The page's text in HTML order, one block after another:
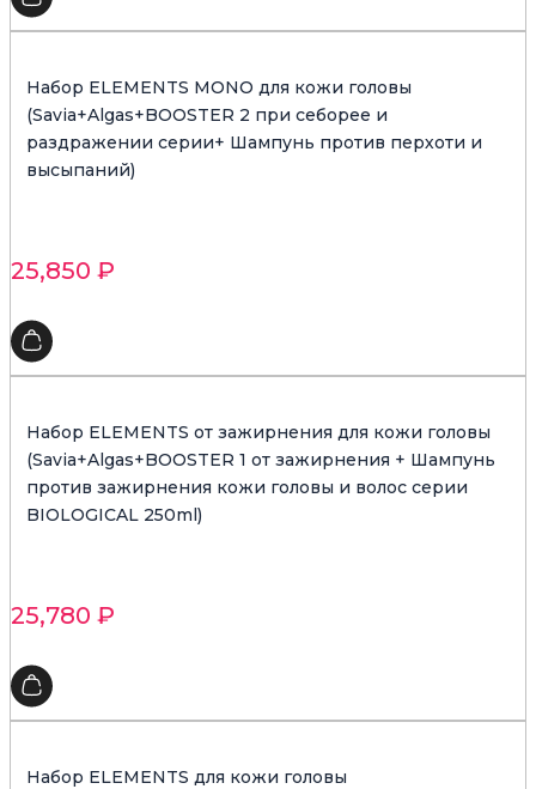
Набор ELEMENTS MONO для кожи головы
(Savia+Algas+BOOSTER 2 при себорее и
раздражении серии+ Шампунь против перхоти и
высыпаний)
25,850 ₽
Набор ELEMENTS от зажирнения для кожи головы
(Savia+Algas+BOOSTER 1 от зажирнения + Шампунь
против зажирнения кожи головы и волос серии
BIOLOGICAL 250ml)
25,780 ₽
Набор ELEMENTS для кожи головы